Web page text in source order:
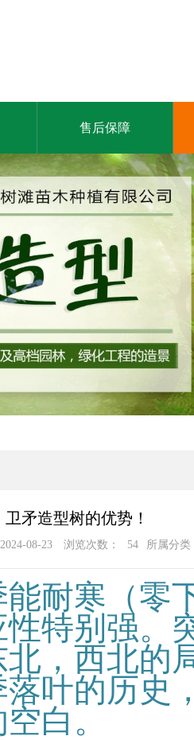
售后保障
卫矛造型树的优势！
08-23 浏览次数： 54 所属分类
耐寒（零
特别强。
，西北的
叶的历史
白。